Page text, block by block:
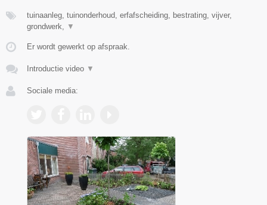
tuinaanleg, tuinonderhoud, erfafscheiding, bestrating, vijver,
grondwerk,
▼
Er wordt gewerkt op afspraak.
Introductie video ▼
Sociale media: